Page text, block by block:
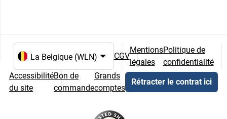
Choix de la langue et du pays
CGV
Mentions
légales
Politique de
confidentialité
Accessibilité
du site
Bon de
commande
Grands
comptes
Rétracter le contrat ici